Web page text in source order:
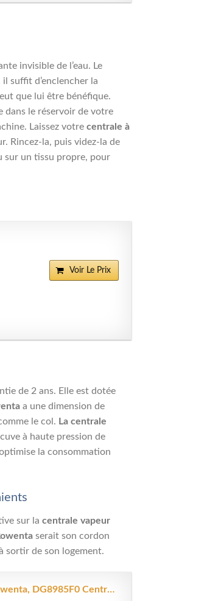
invisible de l’eau. Le
suffit d’enclencher la
que lui être bénéfique.
dans le réservoir de votre
Laissez votre centrale à
Rincez-la, puis videz-la de
sur un tissu propre, pour
Voir Le Prix
de 2 ans. Elle est dotée
a une dimension de
le col. La centrale
à haute pression de
la consommation
sur la centrale vapeur
serait son cordon
sortir de son logement.
Rowenta, DG8985F0 Centrale Vapeur, Haute Pression 7,5 Bars, Fonction...